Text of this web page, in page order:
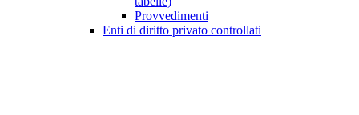
Provvedimenti
Enti di diritto privato controllati